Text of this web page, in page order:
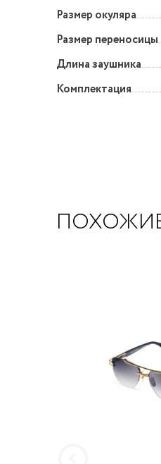
Размер окуляра
Размер переносицы
Длина заушника
Комплектация